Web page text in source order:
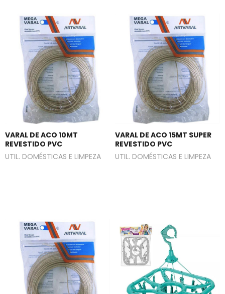
VARAL DE ACO 10MT
REVESTIDO PVC
UTIL. DOMÉSTICAS E LIMPEZA
VARAL DE ACO 15MT SUPER
REVESTIDO PVC
UTIL. DOMÉSTICAS E LIMPEZA